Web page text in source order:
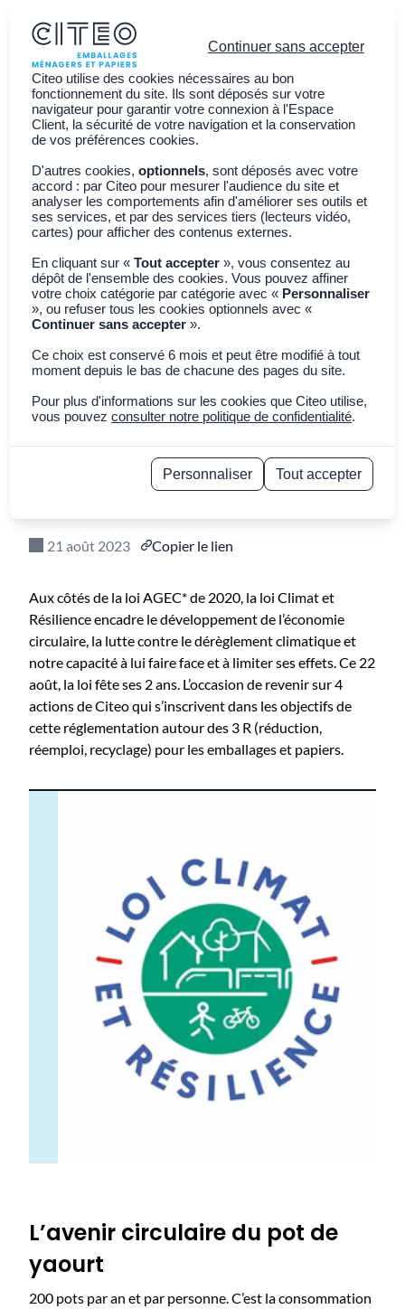
Vous êtes ?
Découvrir CITEO
Actualités
Adhérer à CITEO
Retour à toutes les actualités
Economie Circulaire
La loi Climat et
Résilience a 2 ans :
quelles contributions
de Citeo ?
21 août 2023 Copier le lien
Aux côtés de la loi AGEC* de 2020, la loi Climat et
Résilience encadre le développement de l’économie
circulaire, la lutte contre le dérèglement climatique et
notre capacité à lui faire face et à limiter ses effets. Ce 22
août, la loi fête ses 2 ans. L’occasion de revenir sur 4
actions de Citeo qui s’inscrivent dans les objectifs de
cette réglementation autour des 3 R (réduction,
réemploi, recyclage) pour les emballages et papiers.
L’avenir circulaire du pot de
yaourt
200 pots par an et par personne. C’est la consommation
Continuer sans accepter
Citeo utilise des cookies nécessaires au bon
fonctionnement du site. Ils sont déposés sur votre
navigateur pour garantir votre connexion à l'Espace
Client, la sécurité de votre navigation et la conservation
de vos préférences cookies.
D'autres cookies,optionnels, sont déposés avec votre
accord : par Citeo pour mesurer l'audience du site et
analyser les comportements afin d'améliorer ses outils et
ses services, et par des services tiers (lecteurs vidéo,
cartes) pour afficher des contenus externes.
En cliquant sur «Tout accepter », vous consentez au
dépôt de l'ensemble des cookies. Vous pouvez affiner
votre choix catégorie par catégorie avec « Personnaliser
», ou refuser tous les cookies optionnels avec «
Continuer sans accepter ».
Ce choix est conservé 6 mois et peut être modifié à tout
moment depuis le bas de chacune des pages du site.
Pour plus d'informations sur les cookies que Citeo utilise,
vous pouvezconsulter notre politique de confidentialité.
Personnaliser
Tout accepter